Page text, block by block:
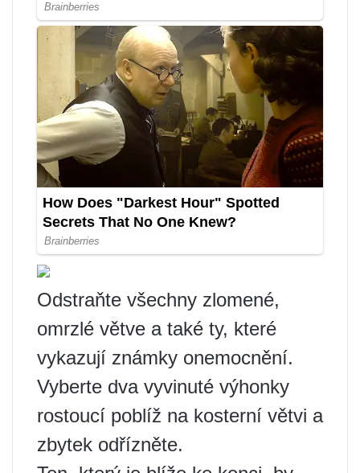
Odstraňte všechny zlomené,
omrzlé větve a také ty, které
vykazují známky onemocnění.
Vyberte dva vyvinuté výhonky
rostoucí poblíž na kosterní větvi a
zbytek odřízněte.